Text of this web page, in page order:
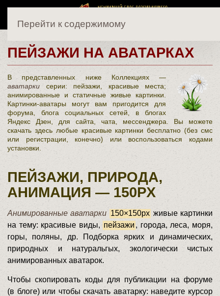
Перейти к содержимому
ПЕЙЗАЖИ НА АВАТАРКАХ
В представленных ниже Коллекциях —
аватарки серии: пейзажи, красивые места;
анимированные и статичные живые картинки.
Картинки-аватары могут вам пригодится для
форума, блога социальных сетей, в блогах
Яндекс Дзен, для сайта, чата, мессенджера. Вы можете
скачать здесь любые красивые картинки бесплатно (без смс
или регистрации, конечно) или воспользоваться кодами
установки.
ПЕЙЗАЖИ, ПРИРОДА,
АНИМАЦИЯ — 150PX
Анимированные аватарки 150×150px живые картинки
на тему: красивые виды, пейзажи , города, леса, моря,
горы, поляны, др. Подборка ярких и динамических,
природных и натуральгых, экологически чистых
анимированных аватарок.
Чтобы скопировать коды для публикации на форуме
(в блоге) или чтобы скачать аватарку: наведите курсор